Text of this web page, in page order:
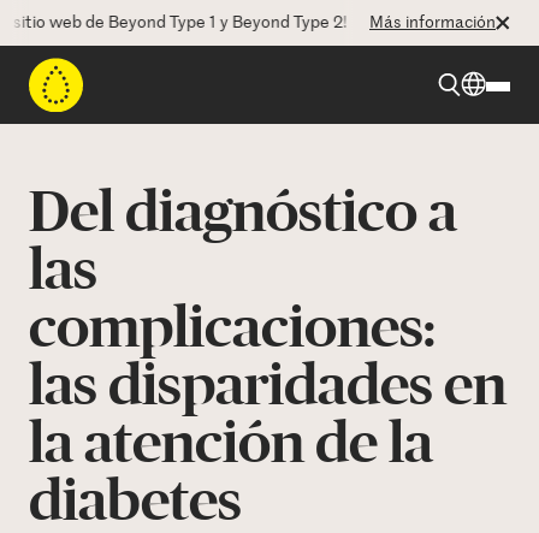
de Beyond Type 1 y Beyond Type 2! La CEO Deborah Dugan nos
Más información
Recursos
Programas
Quienes somos
Del diagnóstico a
las
complicaciones:
las disparidades en
la atención de la
diabetes